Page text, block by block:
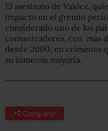
El asesinato de Valdez,
impacto en el gremio
considerado uno de los
comunicadores, con más
desde 2000, en crímenes
su inmensa mayoría.
Compartir